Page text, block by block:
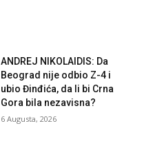
ANDREJ NIKOLAIDIS: Da
Beograd nije odbio Z-4 i
ubio Đinđića, da li bi Crna
Gora bila nezavisna?
6 Augusta, 2026